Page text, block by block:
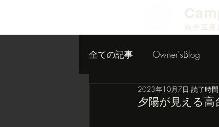
南伊豆高
全ての記事 Owner'sBlog
小屋作り内装編
夕陽が見える高
2023年10月7日 読了時